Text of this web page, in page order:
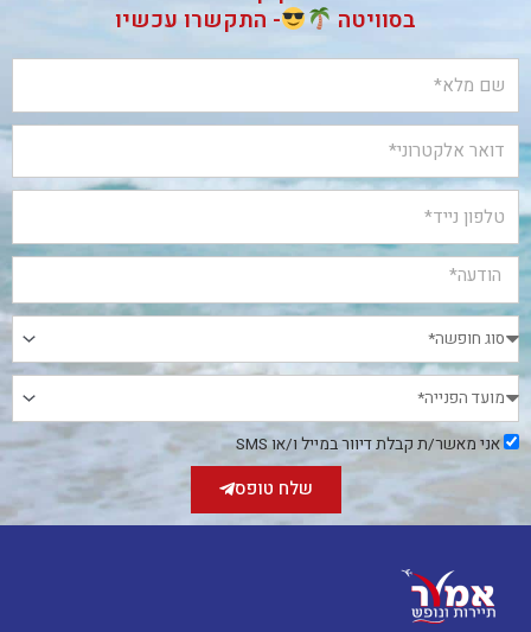
בסוויטה
- התקשרו עכשיו
אני
מאשר/ת
אני מאשר/ת קבלת דיוור במייל ו/או SMS
שלח טופס